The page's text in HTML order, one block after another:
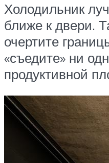
Холодильник
ближе к двери.
очертите
«съедите» ни
продуктивной